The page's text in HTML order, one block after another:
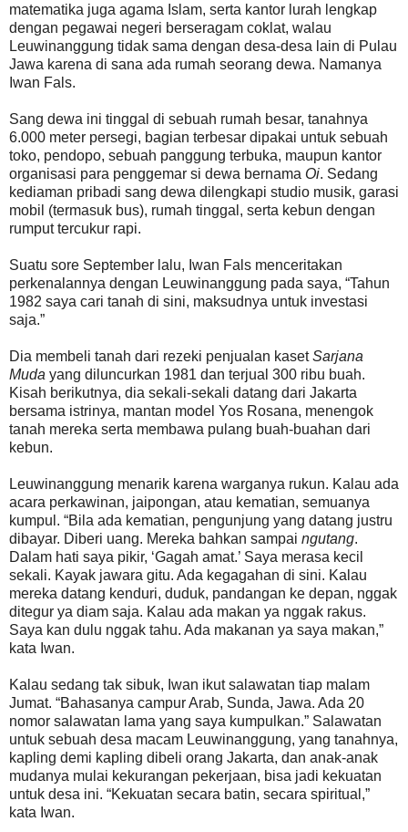
matematika juga agama Islam, serta kantor lurah lengkap
dengan pegawai negeri berseragam coklat, walau
Leuwinanggung tidak sama dengan desa-desa lain di Pulau
Jawa karena di sana ada rumah seorang dewa. Namanya
Iwan Fals.
Sang dewa ini tinggal di sebuah rumah besar, tanahnya
6.000 meter persegi, bagian terbesar dipakai untuk sebuah
toko, pendopo, sebuah panggung terbuka, maupun kantor
organisasi para penggemar si dewa bernama Oi. Sedang
kediaman pribadi sang dewa dilengkapi studio musik, garasi
mobil (termasuk bus), rumah tinggal, serta kebun dengan
rumput tercukur rapi.
Suatu sore September lalu, Iwan Fals menceritakan
perkenalannya dengan Leuwinanggung pada saya, “Tahun
1982 saya cari tanah di sini, maksudnya untuk investasi
saja.”
Dia membeli tanah dari rezeki penjualan kasetSarjana
Muda yang diluncurkan 1981 dan terjual 300 ribu buah.
Kisah berikutnya, dia sekali-sekali datang dari Jakarta
bersama istrinya, mantan model Yos Rosana, menengok
tanah mereka serta membawa pulang buah-buahan dari
kebun.
Leuwinanggung menarik karena warganya rukun. Kalau ada
acara perkawinan, jaipongan, atau kematian, semuanya
kumpul. “Bila ada kematian, pengunjung yang datang justru
dibayar. Diberi uang. Mereka bahkan sampai ngutang.
Dalam hati saya pikir, ‘Gagah amat.’ Saya merasa kecil
sekali. Kayak jawara gitu. Ada kegagahan di sini. Kalau
mereka datang kenduri, duduk, pandangan ke depan, nggak
ditegur ya diam saja. Kalau ada makan ya nggak rakus.
Saya kan dulu nggak tahu. Ada makanan ya saya makan,”
kata Iwan.
Kalau sedang tak sibuk, Iwan ikut salawatan tiap malam
Jumat. “Bahasanya campur Arab, Sunda, Jawa. Ada 20
nomor salawatan lama yang saya kumpulkan.” Salawatan
untuk sebuah desa macam Leuwinanggung, yang tanahnya,
kapling demi kapling dibeli orang Jakarta, dan anak-anak
mudanya mulai kekurangan pekerjaan, bisa jadi kekuatan
untuk desa ini. “Kekuatan secara batin, secara spiritual,”
kata Iwan.